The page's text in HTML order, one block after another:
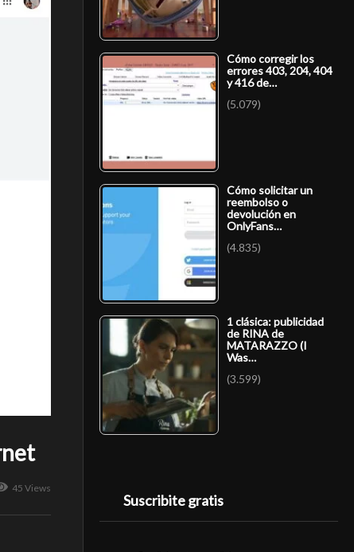
45 Views
Cómo corregir los
errores 403, 204, 404
y 416 de…
(5.079)
Cómo solicitar un
reembolso o
devolución en
OnlyFans…
(4.835)
1 clásica: publicidad
de RINA de
MATARAZZO (I
Was…
(3.599)
Suscribite gratis